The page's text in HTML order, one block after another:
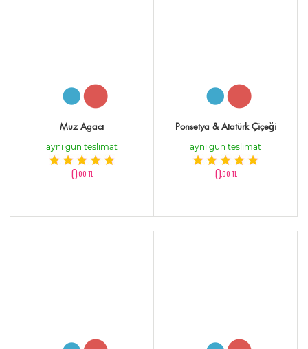
Muz Agacı
aynı gün teslimat
0,00 TL
Ponsetya & Atatürk Çiçeği
aynı gün teslimat
0,00 TL